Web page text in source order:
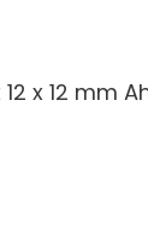
x 12 mm